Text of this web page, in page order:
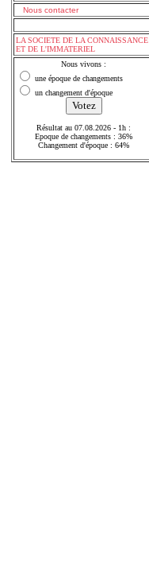
Nous contacter
LA SOCIETE DE LA CONNAISSANCE
ET DE L'IMMATERIEL
Nous vivons :
une époque de changements
un changement d'époque
Résultat au 07.08.2026 - 1h :
Epoque de changements : 36%
Changement d'époque : 64%